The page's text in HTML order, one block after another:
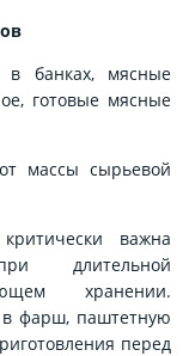
в банках, мясные
готовые мясные
массы сырьевой
важна
длительной
хранении.
в фарш, паштетную
перед